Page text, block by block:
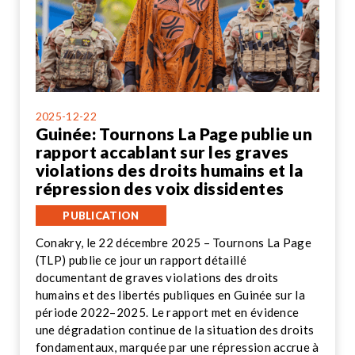
2025-12-22
Guinée: Tournons La Page publie un
rapport accablant sur les graves
violations des droits humains et la
répression des voix dissidentes
PUBLICATION
Conakry, le 22 décembre 2025 – Tournons La Page
(TLP) publie ce jour un rapport détaillé
documentant de graves violations des droits
humains et des libertés publiques en Guinée sur la
période 2022–2025. Le rapport met en évidence
une dégradation continue de la situation des droits
fondamentaux, marquée par une répression accrue à